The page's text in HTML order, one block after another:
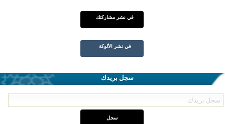
في نشر مشاركتك
في نشر الألوكة
سجل بريدك